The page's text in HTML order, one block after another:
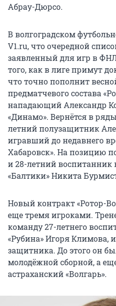
Абрау-Дюрсо.
В волгоградском
V1.ru, что очередной
заявленный для игр в
того, как в лиге примут
что точно пополнит
предматчевого состава
нападающий Александр
«Динамо». Вернётся в
летний полузащитник
игравший до недавнего
Хабаровск». На позицию
и 28-летний воспитанник
«Балтики» Никита
Новый контракт «Ротор-
еще тремя игроками.
команду 27-летнего
«Рубина» Игоря Климова,
защитника. До этого он
молодёжной сборной, а
астраханский «Волгарь».